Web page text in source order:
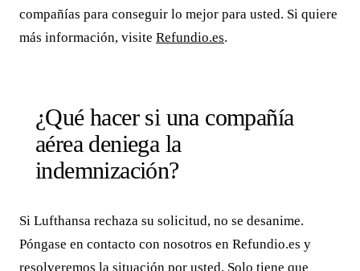
compañías para conseguir lo mejor para usted. Si quiere
más información, visite Refundio.es.
¿Qué hacer si una compañía
aérea deniega la
indemnización?
Si Lufthansa rechaza su solicitud, no se desanime.
Póngase en contacto con nosotros en Refundio.es y
resolveremos la situación por usted. Solo tiene que